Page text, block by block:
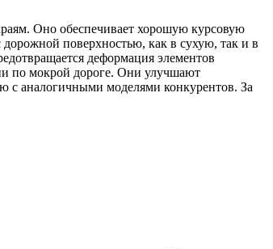
Оно обеспечивает хорошую курсовую
поверхностью, как в сухую, так и в
деформация элементов
по мокрой дороге. Они улучшают
с аналогичными моделями конкурентов. За